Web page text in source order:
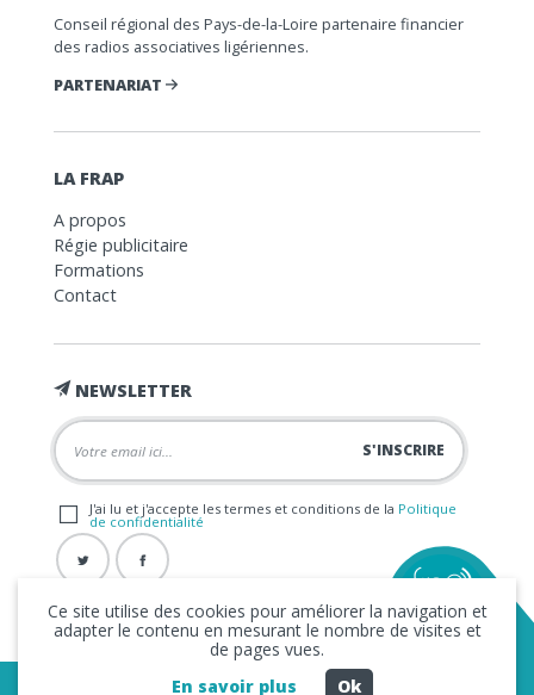
Conseil régional des Pays-de-la-Loire partenaire financier
des radios associatives ligériennes.
PARTENARIAT
LA FRAP
A propos
Régie publicitaire
Formations
Contact
NEWSLETTER
J'ai lu et j'accepte les termes et conditions de la Politique
de confidentialité
Copyright © 2026 La FRAP -Mentions légales
Ce site utilise des cookies pour améliorer la navigation et
adapter le contenu en mesurant le nombre de visites et
de pages vues.
En savoir plus
Ok